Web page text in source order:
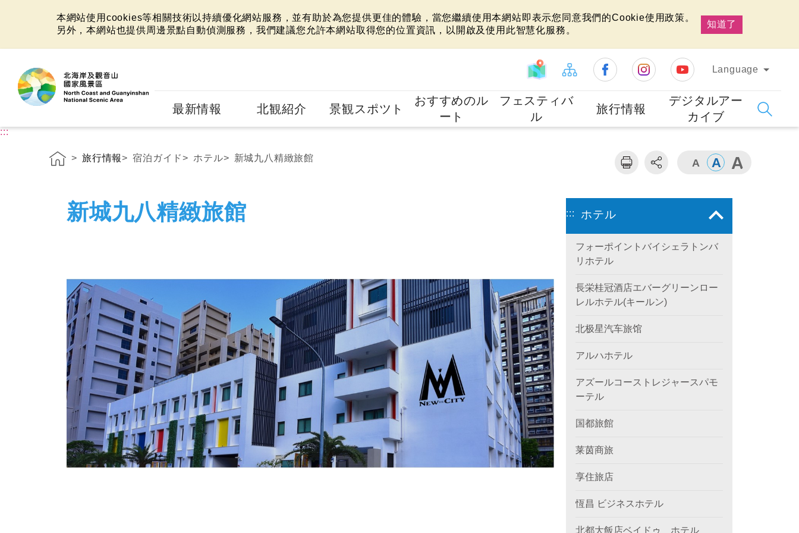
本網站使用cookies等相關技術以持續優化網站服務，並有助於為您提供更佳的體驗，當您繼續使用本網站即表示您同意我們的Cookie使用政策。
另外，本網站也提供周邊景點自動偵測服務，我們建議您允許本網站取得您的位置資訊，以開啟及使用此智慧化服務。
知道了
Language
最新情報 北観紹介 景観スポツト
おすすめのル
ート
フェスティバ
ル
旅行情報
デジタルアー
カイブ
:::
旅行情報 宿泊ガイド ホテル 新城九八精緻旅館
新城九八精緻旅館 ::: ホテル
フォーポイントバイシェラトンバ
リホテル
長栄桂冠酒店エバーグリーンロー
レルホテル(キールン)
北极星汽车旅馆
アルハホテル
アズールコーストレジャースパモ
ーテル
国都旅館
莱茵商旅
享住旅店
恆昌 ビジネスホテル
北都大飯店ベイドゥ ホテル